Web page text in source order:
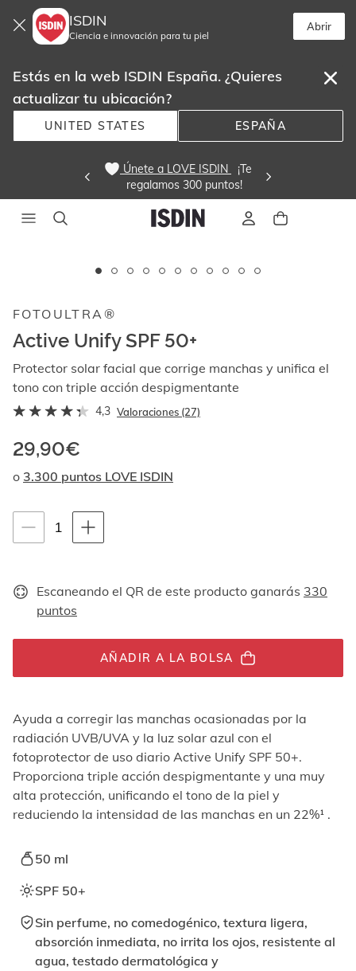
ISDIN
Ciencia e innovación para tu piel
Abrir
Estás en la web ISDIN España. ¿Quieres
actualizar tu ubicación?
UNITED STATES ESPAÑA
Únete a LOVE ISDIN
¡Te
regalamos 300 puntos!
imágenes
videos.
navegar
las
arriba
abajo
muestran
por
las
elemento
enfocable,
videos
pueden
reproducir
botón
FOTOULTRA®
Active Unify SPF 50+
Protector solar facial que corrige manchas y unifica el
tono con triple acción despigmentante
4,3 Valoraciones (27)
29,90€
o 3.300 puntos LOVE ISDIN
Instrucciones de navegación por teclado
1
unidades
Escaneando el QR de este producto ganarás 330
puntos
AÑADIR A LA BOLSA
Ayuda a corregir las manchas ocasionadas por la
radiación UVB/UVA y la luz solar azul con el
fotoprotector de uso diario Active Unify SPF 50+.
Proporciona triple acción despigmentante y una muy
alta protección, unificando el tono de la piel y
reduciendo la intensidad de las manchas en un 22%¹ .
50 ml
SPF 50+
Sin perfume, no comedogénico, textura ligera,
absorción inmediata, no irrita los ojos, resistente al
agua, testado dermatológica y